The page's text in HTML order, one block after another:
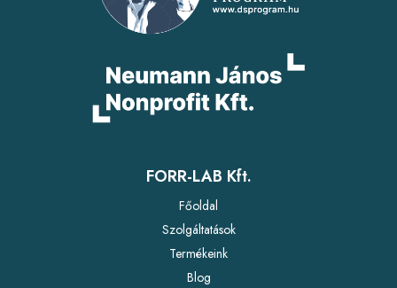
FORR-LAB Kft.
Főoldal
Szolgáltatások
Termékeink
Blog